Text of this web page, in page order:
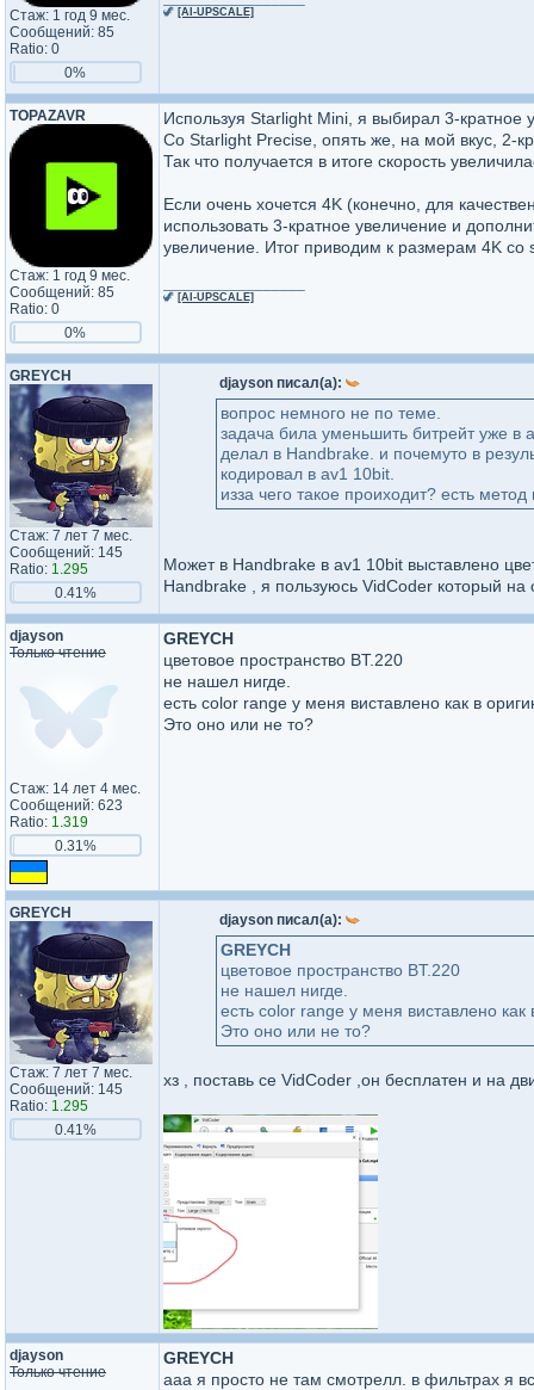
Стаж: 1 год 9 мес.
Сообщений: 85
Ratio: 0
0%
🦖 [AI-UPSCALE]
TOPAZAVR
Стаж: 1 год 9 мес.
Сообщений: 85
Ratio: 0
0%
Используя Starlight Mini, я выбирал 3-кратное
Со Starlight Precise, опять же, на мой вкус, 2-
Так что получается в итоге скорость
Если очень хочется 4K (конечно, для
использовать 3-кратное увеличение и
увеличение. Итог приводим к размерам 4K
🦖 [AI-UPSCALE]
GREYCH
Стаж: 7 лет 7 мес.
Сообщений: 145
Ratio: 1.295
0.41%
djayson писал(а):
вопрос немного не по теме.
задача била уменьшить битрейт уже
делал в Handbrake. и почемуто в
кодировал в аv1 10bit.
изза чего такое проиходит? есть
Может в Handbrake в аv1 10bit выставлено
Handbrake , я пользуюсь VidCoder который на
djayson
Только чтение
Стаж: 14 лет 4 мес.
Сообщений: 623
Ratio: 1.319
0.31%
GREYCH
цветовое пространство BT.220
не нашел нигде.
есть color range у меня виставлено как в
Это оно или не то?
GREYCH
Стаж: 7 лет 7 мес.
Сообщений: 145
Ratio: 1.295
0.41%
djayson писал(а):
GREYCH
цветовое пространство BT.220
не нашел нигде.
есть color range у меня виставлено
Это оно или не то?
хз , поставь се VidCoder ,он бесплатен и на
djayson
Только чтение
GREYCH
ааа я просто не там смотрелл. в фильтрах я